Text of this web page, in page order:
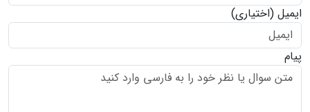
ایمیل (اختیاری)
پیام